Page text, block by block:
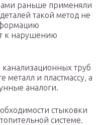
раньше применяли
такой метод не
к нарушению
канализационных труб
металл и пластмассу, а
аналоги.
стыковки
системе.